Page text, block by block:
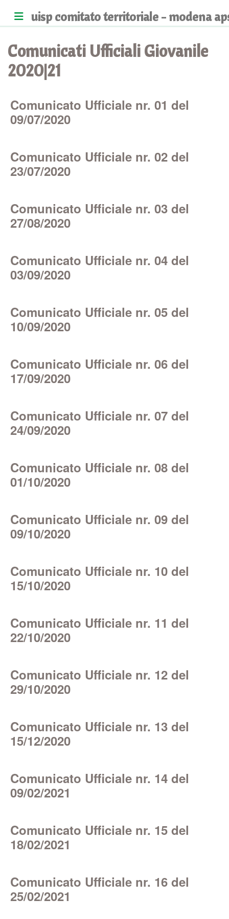
uisp comitato territoriale - modena
Comunicati Ufficiali Giovanile
2020|21
Comunicato Ufficiale nr. 01 del
09/07/2020
Comunicato Ufficiale nr. 02 del
23/07/2020
Comunicato Ufficiale nr. 03 del
27/08/2020
Comunicato Ufficiale nr. 04 del
03/09/2020
Comunicato Ufficiale nr. 05 del
10/09/2020
Comunicato Ufficiale nr. 06 del
17/09/2020
Comunicato Ufficiale nr. 07 del
24/09/2020
Comunicato Ufficiale nr. 08 del
01/10/2020
Comunicato Ufficiale nr. 09 del
09/10/2020
Comunicato Ufficiale nr. 10 del
15/10/2020
Comunicato Ufficiale nr. 11 del
22/10/2020
Comunicato Ufficiale nr. 12 del
29/10/2020
Comunicato Ufficiale nr. 13 del
15/12/2020
Comunicato Ufficiale nr. 14 del
09/02/2021
Comunicato Ufficiale nr. 15 del
18/02/2021
Comunicato Ufficiale nr. 16 del
25/02/2021